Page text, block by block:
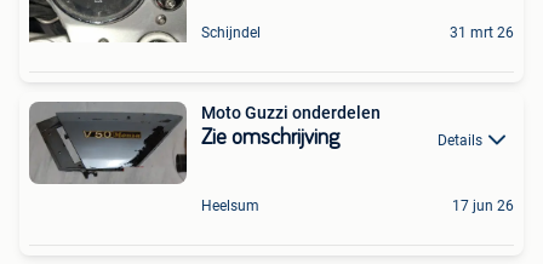
Schijndel 31 mrt 26
Moto Guzzi onderdelen
Zie omschrijving Details
Heelsum 17 jun 26